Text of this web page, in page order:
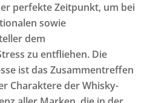
perfekte Zeitpunkt, um bei
sowie
dem
zu entfliehen. Die
ist das Zusammentreffen
Charaktere der Whisky-